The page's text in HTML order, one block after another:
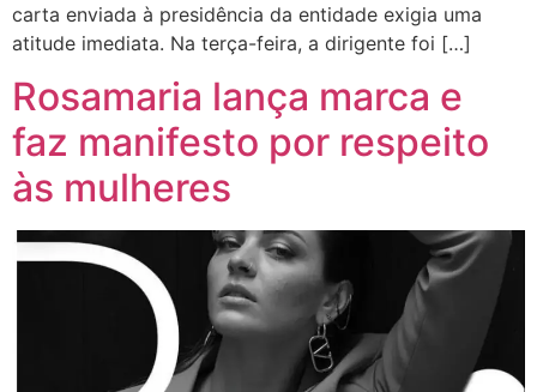
carta enviada à presidência da entidade exigia uma
atitude imediata. Na terça-feira, a dirigente foi […]
Rosamaria lança marca e
faz manifesto por respeito
às mulheres